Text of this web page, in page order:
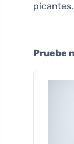
picantes.
Pruebe